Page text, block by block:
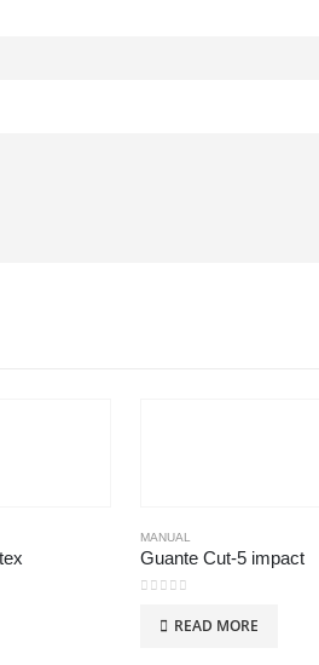
MANUAL
Guante Cut-5 impact
READ MORE